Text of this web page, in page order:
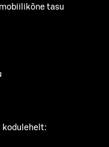
tasu
kodulehelt: